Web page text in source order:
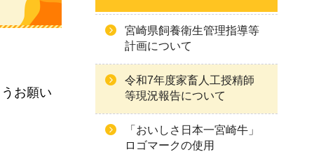
お願い
宮崎県飼養衛生管理指導等
計画について
令和7年度家畜人工授精師
等現況報告について
「おいしさ日本一宮崎牛」
ロゴマークの使用